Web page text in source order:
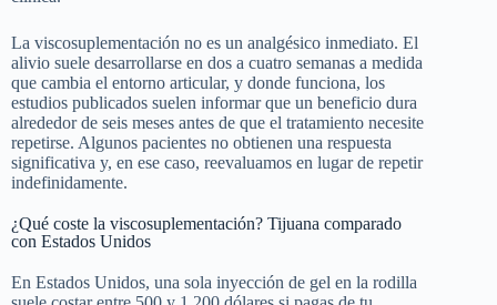
La viscosuplementación no es un analgésico inmediato. El
alivio suele desarrollarse en dos a cuatro semanas a medida
que cambia el entorno articular, y donde funciona, los
estudios publicados suelen informar que un beneficio dura
alrededor de seis meses antes de que el tratamiento necesite
repetirse. Algunos pacientes no obtienen una respuesta
significativa y, en ese caso, reevaluamos en lugar de repetir
indefinidamente.
¿Qué coste la viscosuplementación? Tijuana comparado
con Estados Unidos
En Estados Unidos, una sola inyección de gel en la rodilla